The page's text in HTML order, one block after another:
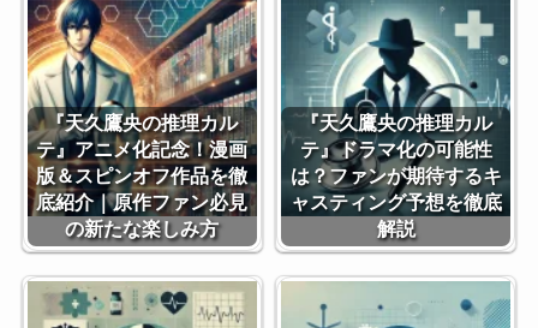
『天久鷹央の推理カル
テ』アニメ化記念！漫画
版＆スピンオフ作品を徹
底紹介｜原作ファン必見
の新たな楽しみ方
『天久鷹央の推理カル
テ』ドラマ化の可能性
は？ファンが期待するキ
ャスティング予想を徹底
解説